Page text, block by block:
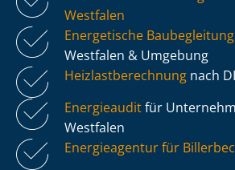
Westfalen
Energetische Baubegleitung
Westfalen & Umgebung
Heiz­last­be­rech­nung nach
Energieauditfür
Westfalen
Energieagentur für